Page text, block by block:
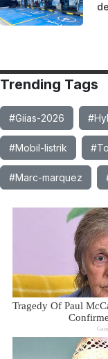
Trending Tags
#Giias-2026
#Mobil-listrik
#Marc-marquez